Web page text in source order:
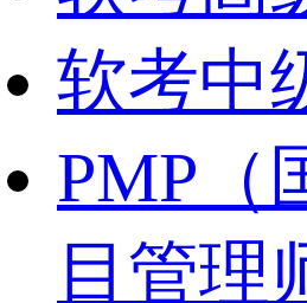
软考中
PMP（
目管理